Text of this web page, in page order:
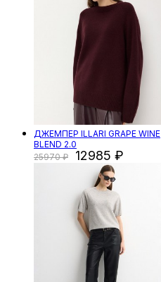
ДЖЕМПЕР ILLARI GRAPE WINE
BLEND 2.0
25970
12985